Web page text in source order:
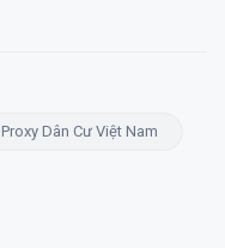
Proxy Dân Cư Việt Nam